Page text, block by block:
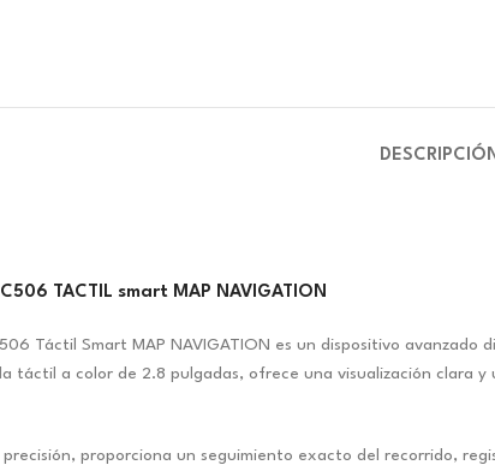
DESCRIPCIÓN
TACTIL smart MAP NAVIGATION
Táctil Smart MAP NAVIGATION es un dispositivo
táctil a color de 2.8 pulgadas, ofrece una visualización clara
proporciona un seguimiento exacto del recorrido,